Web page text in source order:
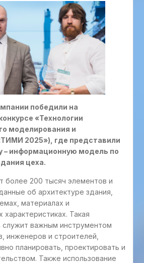
победили на
«Технологии
моделирования и
2025»), где представили
– информационную модель по
цеха.
200 тысяч элементов и
об архитектуре здания,
материалах и
характеристиках. Такая
важным инструментом
инженеров и строителей,
планировать, проектировать и
Также использование